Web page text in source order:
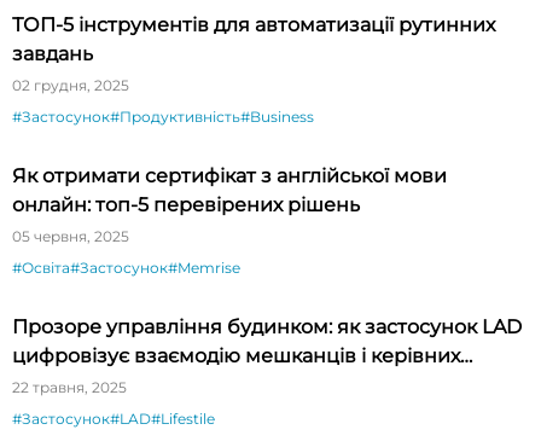
ТОП-5 інструментів для автоматизації рутинних
завдань
02 грудня, 2025
#Застосунок#Продуктивність#Business
Як отримати сертифікат з англійської мови
онлайн: топ-5 перевірених рішень
05 червня, 2025
#Освіта#Застосунок#Memrise
Прозоре управління будинком: як застосунок LAD
цифровізує взаємодію мешканців і керівних
компаній
22 травня, 2025
#Застосунок#LAD#Lifestile